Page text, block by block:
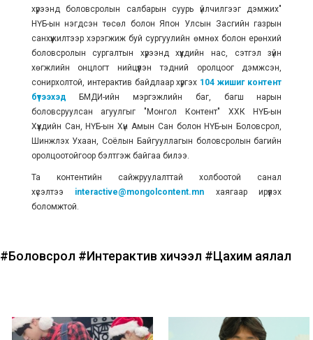
хүрээнд боловсролын салбарын суурь үйлчилгээг дэмжих"
НҮБ-ын нэгдсэн төсөл болон Япон Улсын Засгийн газрын
санхүүжилтээр хэрэгжиж буй сургуулийн өмнөх болон ерөнхий
боловсролын сургалтын хүрээнд хүүхдийн нас, сэтгэл зүйн
хөгжлийн онцлогт нийцүүлэн тэдний оролцоог дэмжсэн,
сонирхолтой, интерактив байдлаар хүргэх 104 жишиг контент
бүтээхэд БМДИ-ийн мэргэжлийн баг, багш нарын
боловсруулсан агуулгыг "Монгол Контент" ХХК НҮБ-ын
Хүүхдийн Сан, НҮБ-ын Хүн Амын Сан болон НҮБ-ын Боловсрол,
Шинжлэх Ухаан, Соёлын Байгууллагын боловсролын багийн
оролцоотойгоор бэлтгэж байгаа билээ.
Та контентийн сайжруулалттай холбоотой санал
хүсэлтээ interactive@mongolcontent.mn хаягаар ирүүлэх
боломжтой.
#Боловсрол #Интерактив хичээл #Цахим аялал